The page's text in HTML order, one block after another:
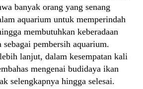
banyak orang yang senang
aquarium untuk memperindah
membutuhkan keberadaan
pembersih aquarium.
lanjut, dalam kesempatan kali
mengenai budidaya ikan
selengkapnya hingga selesai.